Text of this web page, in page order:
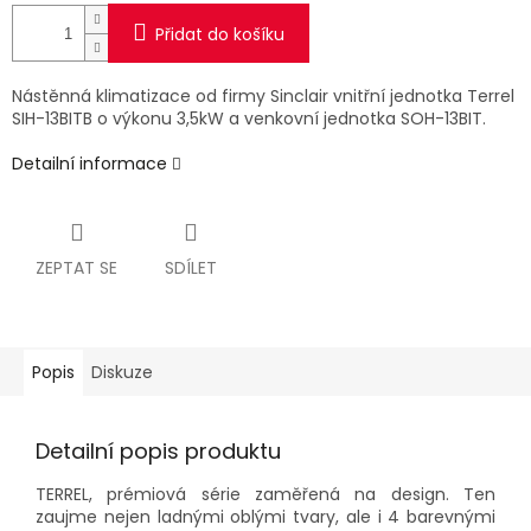
Přidat do košíku
Nástěnná klimatizace od firmy Sinclair vnitřní jednotka Terrel
SIH-13BITB o výkonu 3,5kW a venkovní jednotka SOH-13BIT.
Detailní informace
ZEPTAT SE SDÍLET
Popis Diskuze
Detailní popis produktu
TERREL, prémiová série zaměřená na design. Ten
zaujme nejen ladnými oblými tvary, ale i 4 barevnými